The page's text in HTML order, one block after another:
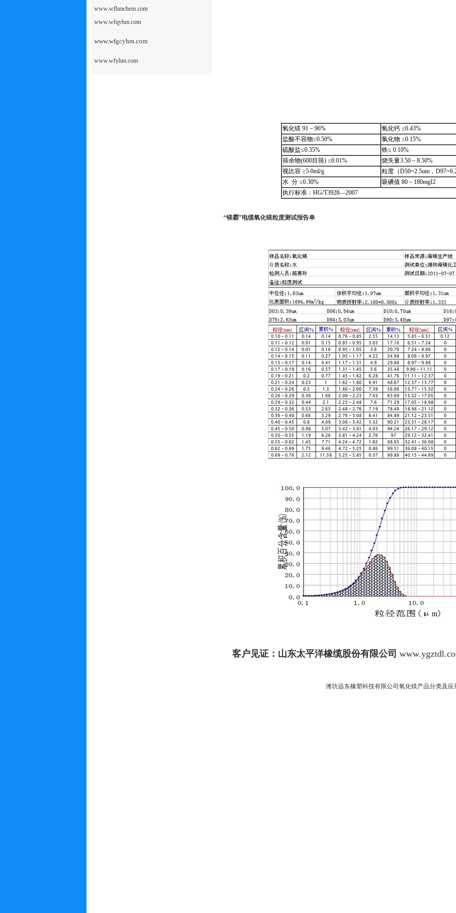
www.wfhmchem.com
www.wfqyhm.com
www.wfgcyhm.com
www.wfyhm.com
氧化镁 91－96%
氧化钙 ≤0.43%
盐酸不容物≤0.50%
氯化物 ≤0.15%
硫酸盐≤0.35%
铁≤ 0.10%
筛余物(600目筛) ≤0.01%
烧失量3.50－8.50%
视比容 ≥5.0ml/g
粒度（D50=2.5um，
水 分 ≤0.30%
吸碘值 80－180mgI2
执行标准：HG/T3928—2007
“镁霸”电缆氧化镁粒度测试报告单
客户见证：山东太平洋橡缆股份有限公司
潍坊远东橡塑科技有限公司氧化镁产品分类及应